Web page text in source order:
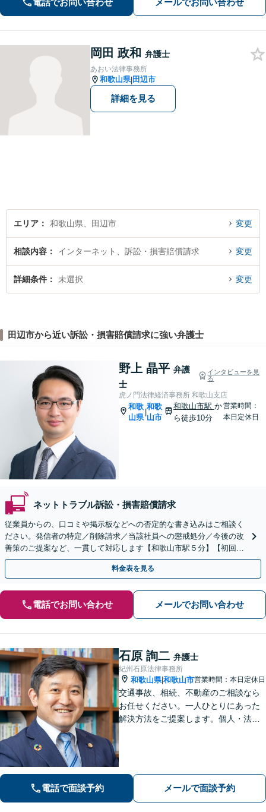
増額を目指します【相続問題】不動産
鑑定士等と連携し、最良の相続実現に
向けサポート
岡田 政和 弁護士
あおい法律事務所
和歌山県|田辺市
詳細を見る
エリア 和歌山県、田辺市 変更
相談内容 インターネット、訴訟・損害賠償請求 変更
詳細条件 未選択 変更
田辺市から近い訴訟・損害賠償請求に強い弁護士
野上 晶平 弁護
士
インタビューを見
る
虎ノ門法律経済事務所 和歌山支店
和歌
山県
和歌
山市
和歌山市駅 か
ら徒歩10分
営業時間：
本日定休日
ネットトラブル訴訟・損害賠償請求
従業員からの、口コミや掲示板などへの否定的な書き込みはご相談く
ださい。発信者の特定／削除請求／当該社員への懲戒処分／今後の改
善策のご提案など、一貫して対応します【和歌山市駅５分】【初回相
談30分無料】書き込みを行わせない職場環境整備にも注力
料金表を見る
電話でお問い合わせ メールでお問い合わせ
石原 詢二 弁護士
紀州石原法律事務所
和歌山県|和歌山市営業時間：本日定休日
交通事故、相続、不動産のご相談なら
お任せください。一人ひとりにあった
解決方法をご提案します。個人・法人
電話で面談予約 メールで面談予約